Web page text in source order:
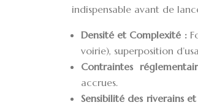
indispensable avant de
Densité et Complexité :
voirie), superposition
Contraintes
accrues.
Sensibilité des riverains